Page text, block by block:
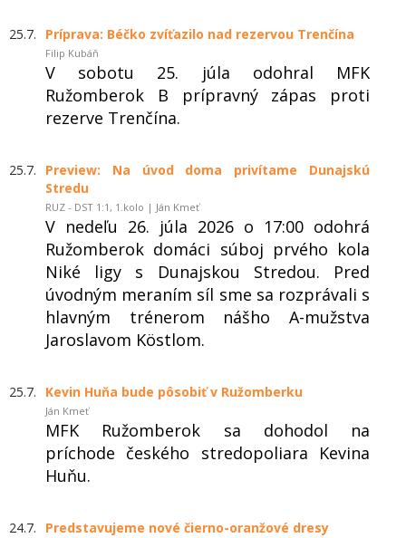
25.7. Príprava: Béčko zvíťazilo nad rezervou Trenčína
Filip Kubáň
V sobotu 25. júla odohral MFK
Ružomberok B prípravný zápas proti
rezerve Trenčína.
25.7.
Preview: Na úvod doma privítame Dunajskú
Stredu
RUZ - DST 1:1, 1.kolo | Ján Kmeť
V nedeľu 26. júla 2026 o 17:00 odohrá
Ružomberok domáci súboj prvého kola
Niké ligy s Dunajskou Stredou. Pred
úvodným meraním síl sme sa rozprávali s
hlavným trénerom nášho A-mužstva
Jaroslavom Köstlom.
25.7. Kevin Huňa bude pôsobiť v Ružomberku
Ján Kmeť
MFK Ružomberok sa dohodol na
príchode českého stredopoliara Kevina
Huňu.
24.7. Predstavujeme nové čierno-oranžové dresy